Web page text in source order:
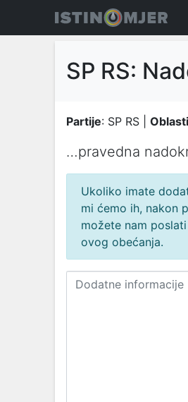
SP RS:
Partije: SP RS | Oblasti
…prаvednа
Ukoliko imate
mi ćemo ih, nakon
možete nam
ovog obećanja.